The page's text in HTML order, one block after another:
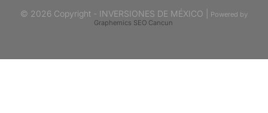
© 2026 Copyright - INVERSIONES DE MÉXICO |
Powered by
Graphemics SEO Cancun